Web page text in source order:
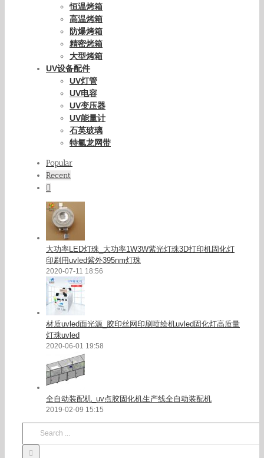
恒温烤箱
高温烤箱
防爆烤箱
精密烤箱
大型烤箱
UV设备配件
UV灯管
UV电容
UV变压器
UV能量计
石英玻璃
特氟龙网带
Popular
Recent
大功率LED灯珠_大功率1W3W紫光灯珠3D打印机固化灯
印刷用uvled紫外395nm灯珠
2020-07-11 18:56
材质uvled面光源_胶印丝网印刷喷绘机uvled固化灯高质量
灯珠uvled
2020-06-01 19:58
全自动装配机_uv点胶固化机生产线全自动装配机
2019-02-09 15:15